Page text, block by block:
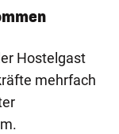
Hostelgast
mehrfach